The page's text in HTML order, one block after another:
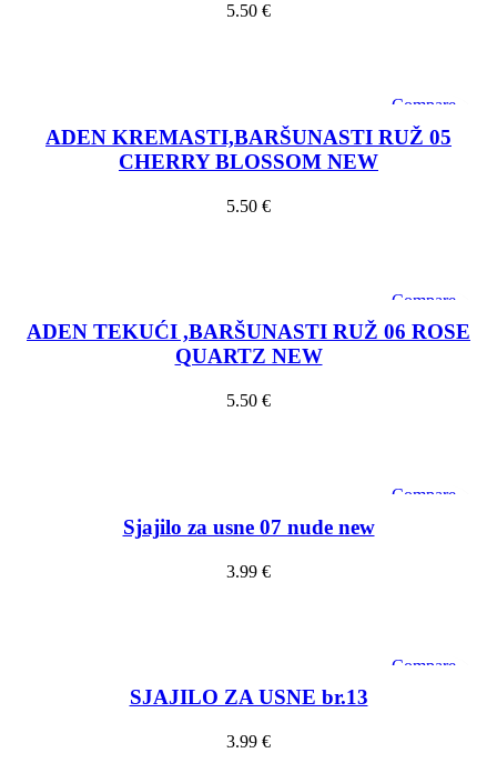
5.50 €
Compare
Quick view
Add to wishlist
ADEN KREMASTI,BARŠUNASTI RUŽ 05
CHERRY BLOSSOM NEW
5.50 €
Compare
Quick view
Add to wishlist
ADEN TEKUĆI ,BARŠUNASTI RUŽ 06 ROSE
QUARTZ NEW
5.50 €
Compare
Add to wishlist
Sjajilo za usne 07 nude new
3.99 €
Compare
SJAJILO ZA USNE br.13
3.99 €